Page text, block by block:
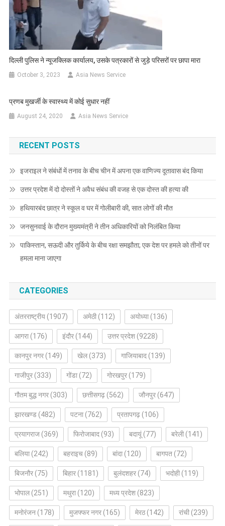
दिल्ली पुलिस ने न्यूजक्लिक कार्यालय, उसके पत्रकारों से जुड़े परिसरों पर छापा मारा
October 3, 2023 Asia News Service
प्रणब मुखर्जी के स्वास्थ्य में कोई सुधार नहीं
August 24, 2020 Asia News Service
RECENT POSTS
इजराइल ने संबंधों में तनाव के बीच चीन में अपना एक वाणिज्य दूतावास बंद किया
उत्तर प्रदेश में दो दोस्तों ने अवैध संबंध की वजह से एक दोस्त की हत्या की
हथियारबंद छात्र ने स्कूल व घर में गोलीबारी की, सात लोगों की मौत
जनसुनवाई के दौरान मुख्यमंत्री ने तीन अधिकारियों को निलंबित किया
पाकिस्तान, सऊदी और तुर्किये के बीच रक्षा समझौता; एक देश पर हमले को तीनों पर
हमला माना जाएगा
CATEGORIES
अंतरराष्ट्रीय(1907) अमेठी(112) अयोध्या(136)
आगरा(176) इंदौर(144) उत्तर प्रदेश(9228)
कानपुर नगर(149) खेल(373) गाजियाबाद(139)
गाजीपुर(333) गोंडा(72) गोरखपुर(179)
गौतम बुद्ध नगर(303) छत्तीसगढ़(562) जौनपुर(647)
झारखण्ड(482) पटना(762) प्रतापगढ़(106)
प्रयागराज(369) फिरोजाबाद(93) बदायूं(77) बरेली(141)
बलिया(242) बहराइच(89) बांदा(120) बागपत(72)
बिजनौर(75) बिहार(1181) बुलंदशहर(74) भदोही(119)
भोपाल(251) मथुरा(120) मध्य प्रदेश(823)
मनोरंजन(178) मुजफ्फर नगर(165) मेरठ(142) रांची(239)